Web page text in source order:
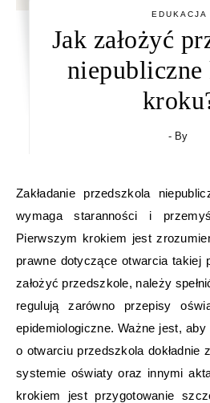
EDUKACJA
Jak założyć
- By
Zakładanie przedszkola
wymaga staranności i
Pierwszym krokiem jest
prawne dotyczące otwarcia takiej
założyć przedszkole, należy
regulują zarówno przepisy
epidemiologiczne. Ważne jest,
o otwarciu przedszkola dokładnie
systemie oświaty oraz innymi
krokiem jest przygotowanie